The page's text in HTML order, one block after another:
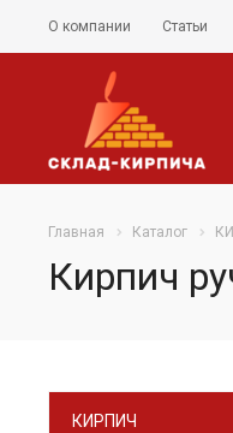
О компании Статьи
Главная Каталог
Кирпич
КИРПИЧ